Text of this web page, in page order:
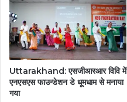
Uttarakhand: एसजीआरआर विवि में
एनएसएस फाउन्डेशन डे धूमधाम से मनाया
गया